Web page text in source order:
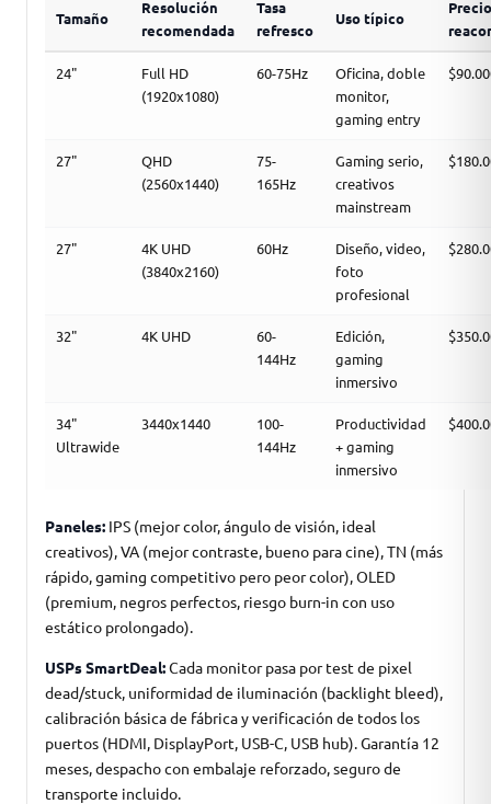
Tamaño
Resolución
recomendada
Tasa
refresco
Uso típico
Precio
24"
Full HD
(1920x1080)
60-75Hz
Oficina, doble
monitor,
gaming entry
27"
QHD
(2560x1440)
75-
165Hz
Gaming serio,
creativos
mainstream
27"
4K UHD
(3840x2160)
60Hz
Diseño, video,
foto
profesional
32" 4K UHD
60-
144Hz
Edición,
gaming
inmersivo
34"
Ultrawide
3440x1440
100-
144Hz
Productividad
+ gaming
inmersivo
Paneles: IPS (mejor color, ángulo de visión, ideal
creativos), VA (mejor contraste, bueno para cine), TN (más
rápido, gaming competitivo pero peor color), OLED
(premium, negros perfectos, riesgo burn-in con uso
estático prolongado).
USPs SmartDeal:Cada monitor pasa por test de pixel
dead/stuck, uniformidad de iluminación (backlight bleed),
calibración básica de fábrica y verificación de todos los
puertos (HDMI, DisplayPort, USB-C, USB hub). Garantía 12
meses, despacho con embalaje reforzado, seguro de
transporte incluido.